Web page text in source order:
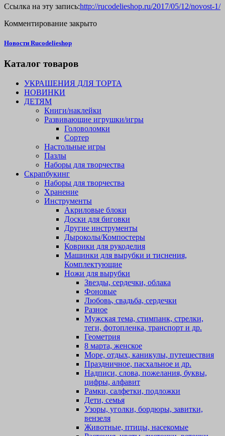
Ссылка на эту запись:http://rucodelieshop.ru/2017/05/12/novost-1/
Комментирование закрыто
Новости Rucodelieshop
Каталог товаров
УКРАШЕНИЯ ДЛЯ ТОРТА
НОВИНКИ
ДЕТЯМ
Книги/наклейки
Развивающие игрушки/игры
Головоломки
Сортер
Настольные игры
Пазлы
Наборы для творчества
Скрапбукинг
Наборы для творчества
Хранение
Инструменты
Акриловые блоки
Доски для биговки
Другие инструменты
Дыроколы/Компостеры
Коврики для рукоделия
Машинки для вырубки и тиснения,
Комплектующие
Ножи для вырубки
Звезды, сердечки, облака
Фоновые
Любовь, свадьба, сердечки
Разное
Мужская тема, стимпанк, стрелки,
теги, фотопленка, транспорт и др.
Геометрия
8 марта, женское
Море, отдых, каникулы, путешествия
Праздничное, пасхальное и др.
Надписи, слова, пожелания, буквы,
цифры, алфавит
Рамки, салфетки, подложки
Дети, семья
Узоры, уголки, бордюры, завитки,
вензеля
Животные, птицы, насекомые